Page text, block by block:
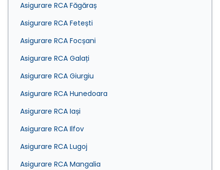
Asigurare RCA Făgăraș
Asigurare RCA Fetești
Asigurare RCA Focșani
Asigurare RCA Galați
Asigurare RCA Giurgiu
Asigurare RCA Hunedoara
Asigurare RCA Iași
Asigurare RCA Ilfov
Asigurare RCA Lugoj
Asigurare RCA Mangalia